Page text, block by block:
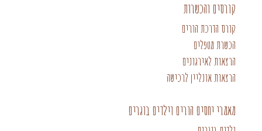
קורסים והכשרות
קורס הדרכת הורים
הכשרת מטפלים
הרצאות לאירגונים
הרצאות אונליין לרכישה
מאמרי יחסים הורים וילדים בוגרים